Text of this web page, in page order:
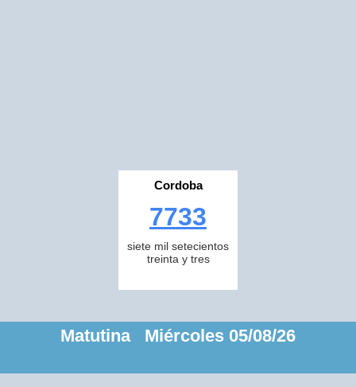
Cordoba
7733
siete mil setecientos
treinta y tres
Matutina Miércoles 05/08/26